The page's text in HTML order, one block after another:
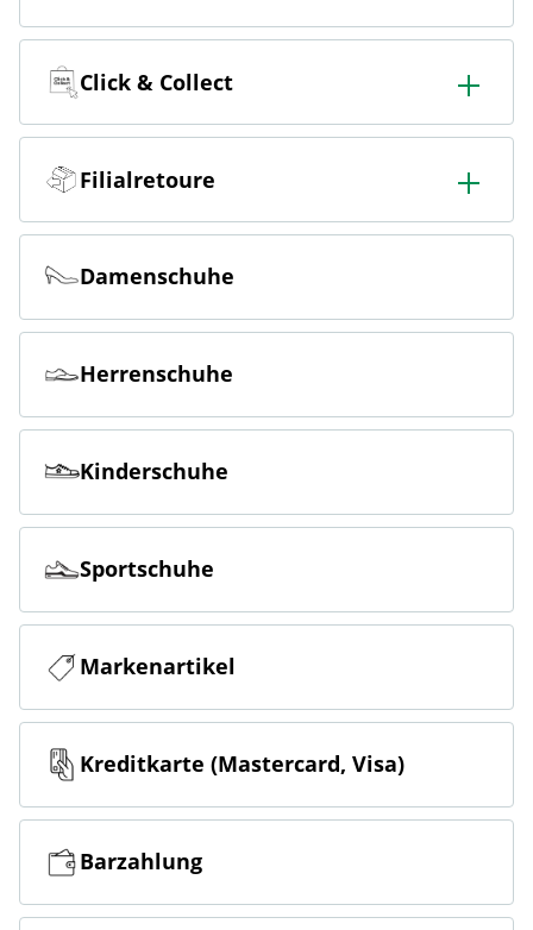
In der Filiale bestellen & in die Filiale oder nach Hause
liefern lassen.
Click & Collect
Online bestellen & kostenlos hier in der Filiale abholen
Filialretoure
Online bestellen & kostenlos in der Filiale zurückgeben
Damenschuhe
Herrenschuhe
Kinderschuhe
Sportschuhe
Markenartikel
Kreditkarte (Mastercard, Visa)
Barzahlung